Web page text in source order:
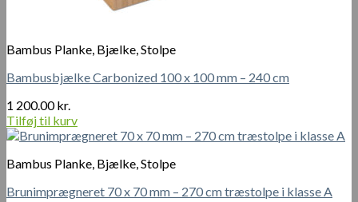
Bambus Planke, Bjælke, Stolpe
Bambusbjælke Carbonized 100 x 100 mm – 240 cm
1 200.00kr.
Tilføj til kurv
Bambus Planke, Bjælke, Stolpe
Brunimprægneret 70 x 70 mm – 270 cm træstolpe i klasse A